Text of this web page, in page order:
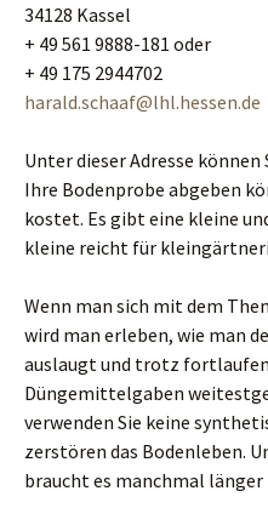
34128 Kassel
+ 49 561 9888-181 oder
+ 49 175 2944702
harald.schaaf@lhl.hessen.de
Unter dieser Adresse können
Ihre Bodenprobe abgeben
kostet. Es gibt eine kleine
kleine reicht für
Wenn man sich mit dem
wird man erleben, wie man
auslaugt und trotz
Düngemittelgaben
verwenden Sie keine
zerstören das Bodenleben.
braucht es manchmal länger